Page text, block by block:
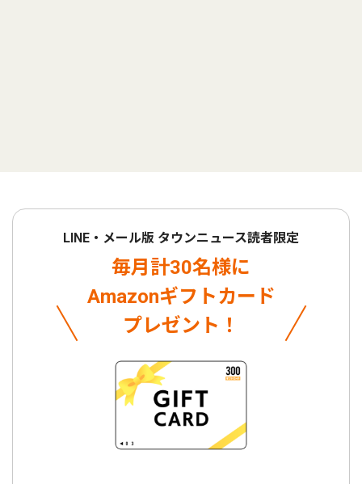
LINE・メール版 タウンニュース読者限定
毎月計30名様に
Amazonギフトカード
プレゼント！